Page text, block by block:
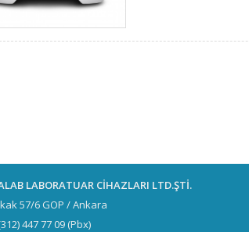
LABORATUAR CİHAZLARI LTD.ŞTİ.
57/6 GOP / Ankara
447 77 09 (Pbx)